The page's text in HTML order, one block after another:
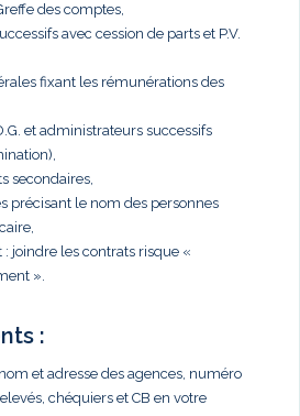
des comptes,
avec cession de parts et P.V.
fixant les rémunérations des
et administrateurs successifs
secondaires,
précisant le nom des personnes
joindre les contrats risque «
».
:
et adresse des agences, numéro
chéquiers et CB en votre